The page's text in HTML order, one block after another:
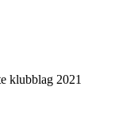
klubblag 2021